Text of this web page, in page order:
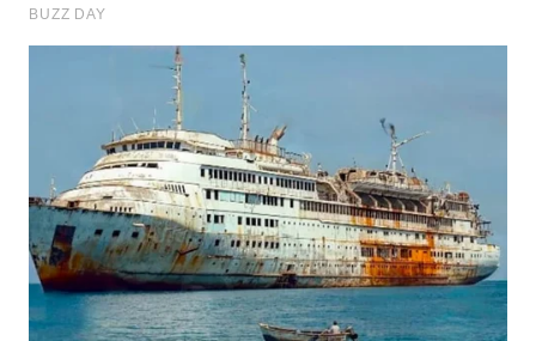
WN
SIMALUNGUN
WN
LABUHANBATU
WN